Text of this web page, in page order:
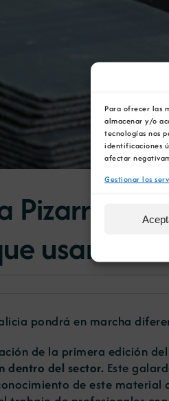
Para ofrecer las
almacenar y/o
tecnologías nos
identificaciones
afectar
Gestionar los
Pizarra de
usan la
pondrá en marcha
de la primera edición
dentro del sector. Este
de este